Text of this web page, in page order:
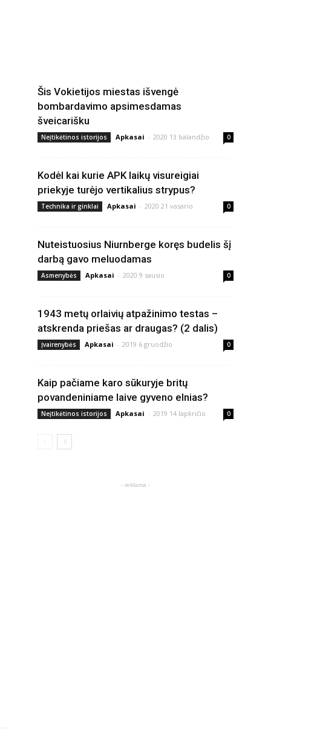
Šis Vokietijos miestas išvengė
bombardavimo apsimesdamas
šveicarišku
Neįtikėtinos istorijos Apkasai - 2020 13 balandžio 0
Kodėl kai kurie APK laikų visureigiai
priekyje turėjo vertikalius strypus?
Technika ir ginklai Apkasai - 2020 21 vasario 0
Nuteistuosius Niurnberge koręs budelis šį
darbą gavo meluodamas
Asmenybės Apkasai - 2020 9 sausio 0
1943 metų orlaivių atpažinimo testas –
atskrenda priešas ar draugas? (2 dalis)
Įvairenybės Apkasai - 2019 6 gruodžio 0
Kaip pačiame karo sūkuryje britų
povandeniniame laive gyveno elnias?
Neįtikėtinos istorijos Apkasai - 2019 14 lapkričio 0
- reklama -